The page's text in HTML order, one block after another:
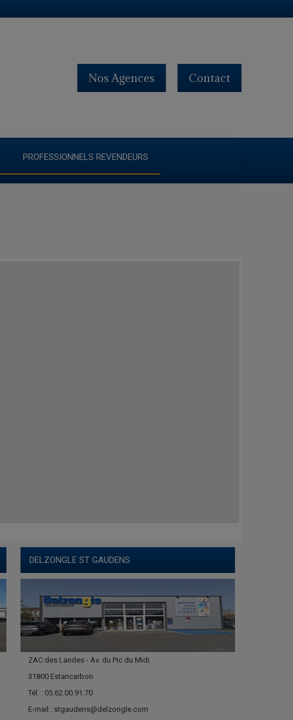
Contact
Nos Agences
PROFESSIONNELS REVENDEURS
DELZONGLE ST GAUDENS
ZAC des Landes - Av. du Pic du Midi
31800 Estancarbon
Tél. : 05.62.00.91.70
E-mail : stgaudens@delzongle.com